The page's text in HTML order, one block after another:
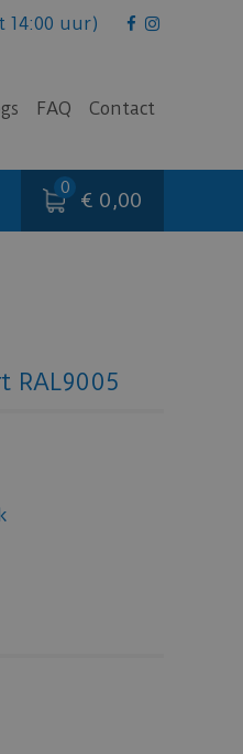
14:00 uur)
FAQ Contact
€ 0,00
RAL9005